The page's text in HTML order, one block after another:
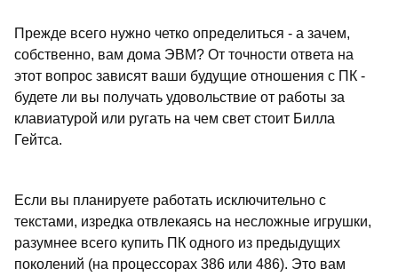
Прежде всего нужно четко определиться - а зачем,
собственно, вам дома ЭВМ? От точности ответа на
этот вопрос зависят ваши будущие отношения с ПК -
будете ли вы получать удовольствие от работы за
клавиатурой или ругать на чем свет стоит Билла
Гейтса.
Если вы планируете работать исключительно с
текстами, изредка отвлекаясь на несложные игрушки,
разумнее всего купить ПК одного из предыдущих
поколений (на процессорах 386 или 486). Это вам